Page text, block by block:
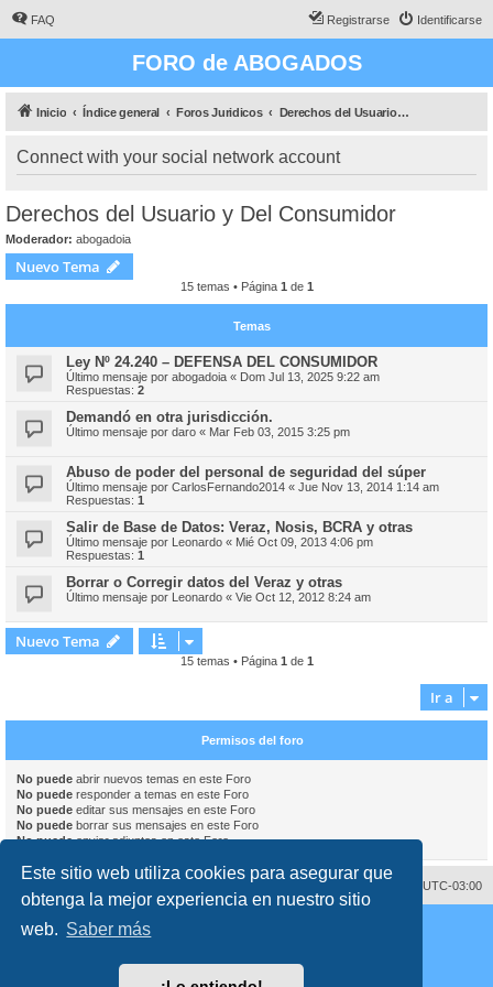
Este sitio web utiliza cookies para asegurar que
obtenga la mejor experiencia en nuestro sitio
web. Saber más
FAQ Identificarse
Registrarse
FORO de ABOGADOS
Inicio Índice general Foros Juridicos Derechos del Usuario y Del Consumidor
Connect with your social network account
Derechos del Usuario y Del Consumidor
Moderador: abogadoia
Nuevo Tema
15 temas • Página 1 de 1
Temas
Ley Nº 24.240 – DEFENSA DEL CONSUMIDOR
Último mensaje por abogadoia « Dom Jul 13, 2025 9:22 am
Respuestas: 2
Demandó en otra jurisdicción.
Último mensaje por daro « Mar Feb 03, 2015 3:25 pm
Abuso de poder del personal de seguridad del súper
Último mensaje por CarlosFernando2014 « Jue Nov 13, 2014 1:14 am
Respuestas: 1
Salir de Base de Datos: Veraz, Nosis, BCRA y otras
Último mensaje por Leonardo « Mié Oct 09, 2013 4:06 pm
Respuestas: 1
Borrar o Corregir datos del Veraz y otras
Último mensaje por Leonardo « Vie Oct 12, 2012 8:24 am
Nuevo Tema
15 temas • Página 1 de 1
Ir a
Permisos del foro
No puede abrir nuevos temas en este Foro
No puede responder a temas en este Foro
No puede editar sus mensajes en este Foro
No puede borrar sus mensajes en este Foro
No puedeenviar adjuntos en este Foro
Todos los horarios son UTC-03:00
Borrar cookies
Desarrollado por
® Forum Software © phpBB Limited
Traducción al español porphpBB España
Condiciones